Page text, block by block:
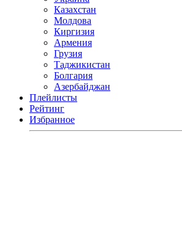
Казахстан
Молдова
Киргизия
Армения
Грузия
Таджикистан
Болгария
Азербайджан
Плейлисты
Рейтинг
Избранное